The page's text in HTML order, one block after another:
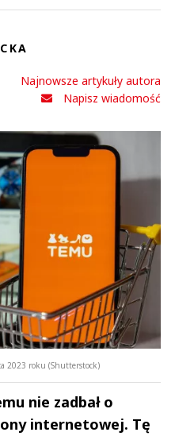
Najnowsze artykuły autora
Napisz wiadomość
2023 roku (Shutterstock)
nie zadbał o
internetowej. Tę